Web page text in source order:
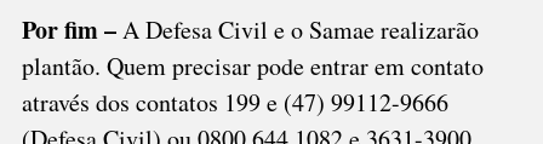
Por fim –A Defesa Civil e o Samae realizarão
plantão. Quem precisar pode entrar em contato
através dos contatos 199 e (47) 99112-9666